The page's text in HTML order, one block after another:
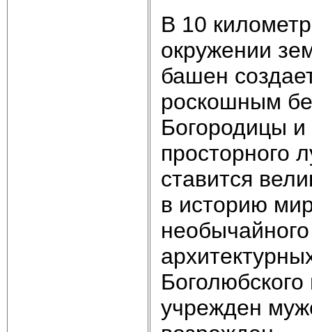
В 10
окружении
башен
роскошным
Богородицы
просторного
ставится
в историю
учрежден